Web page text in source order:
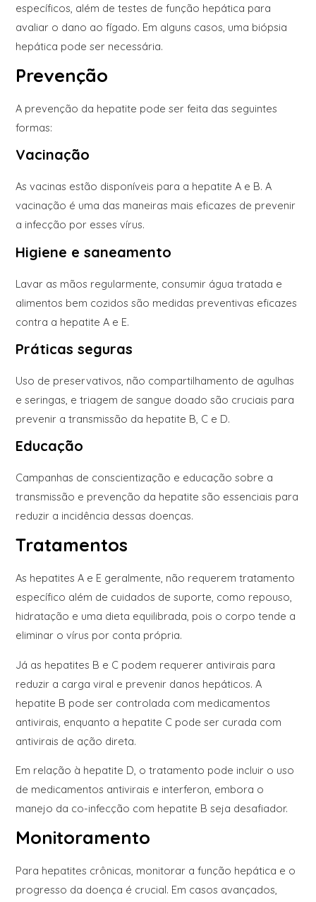
específicos, além de testes de função hepática para
avaliar o dano ao fígado. Em alguns casos, uma biópsia
hepática pode ser necessária.
Prevenção
A prevenção da hepatite pode ser feita das seguintes
formas:
Vacinação
As vacinas estão disponíveis para a hepatite A e B. A
vacinação é uma das maneiras mais eficazes de prevenir
a infecção por esses vírus.
Higiene e saneamento
Lavar as mãos regularmente, consumir água tratada e
alimentos bem cozidos são medidas preventivas eficazes
contra a hepatite A e E.
Práticas seguras
Uso de preservativos, não compartilhamento de agulhas
e seringas, e triagem de sangue doado são cruciais para
prevenir a transmissão da hepatite B, C e D.
Educação
Campanhas de conscientização e educação sobre a
transmissão e prevenção da hepatite são essenciais para
reduzir a incidência dessas doenças.
Tratamentos
As hepatites A e E geralmente, não requerem tratamento
específico além de cuidados de suporte, como repouso,
hidratação e uma dieta equilibrada, pois o corpo tende a
eliminar o vírus por conta própria.
Já as hepatites B e C podem requerer antivirais para
reduzir a carga viral e prevenir danos hepáticos. A
hepatite B pode ser controlada com medicamentos
antivirais, enquanto a hepatite C pode ser curada com
antivirais de ação direta.
Em relação à hepatite D, o tratamento pode incluir o uso
de medicamentos antivirais e interferon, embora o
manejo da co-infecção com hepatite B seja desafiador.
Monitoramento
Para hepatites crônicas, monitorar a função hepática e o
progresso da doença é crucial. Em casos avançados,